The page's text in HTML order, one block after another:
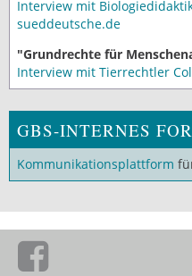
Interview mit
sueddeutsche.de
"Grundrechte für
Interview mit Tierrechtler
GBS-INTERNES
Kommunikationsplattform